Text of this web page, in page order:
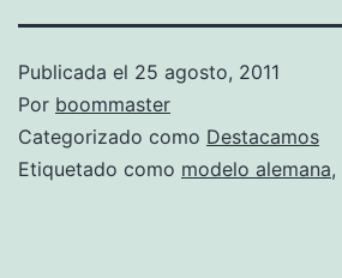
Publicada el 25 agosto, 2011
Por boommaster
Categorizado como Destacamos
Etiquetado como modelo alemana,